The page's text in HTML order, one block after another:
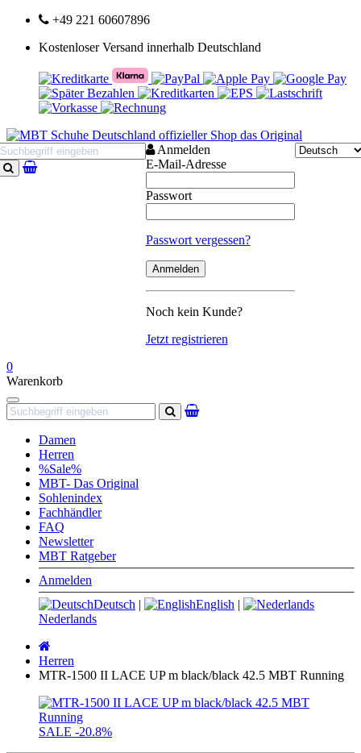
+49 221 60607896
Kostenloser Versand innerhalb Deutschland
Suchen
Anmelden
E-Mail-Adresse
Passwort
Passwort vergessen?
Noch kein Kunde?
Jetzt registrieren
0
Warenkorb
Navigation
Suchen
Damen
Herren
%Sale%
MBT- Das Original
Sohlenindex
Fachhändler
FAQ
Newsletter
MBT Ratgeber
Anmelden
Deutsch | English |
Nederlands
Herren
MTR-1500 II LACE UP m black/black 42.5 MBT Running
SALE -20.8%